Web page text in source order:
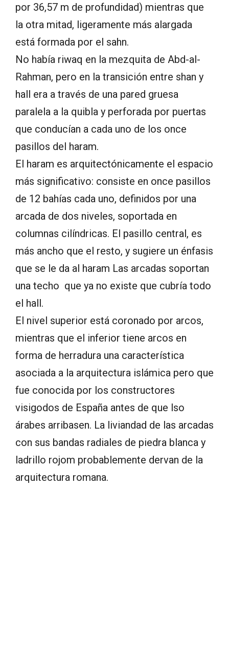
por 36,57 m de profundidad) mientras que
la otra mitad, ligeramente más alargada
está formada por el sahn.
No había riwaq en la mezquita de Abd-al-
Rahman, pero en la transición entre shan y
hall era a través de una pared gruesa
paralela a la quibla y perforada por puertas
que conducían a cada uno de los once
pasillos del haram.
El haram es arquitectónicamente el espacio
más significativo: consiste en once pasillos
de 12 bahías cada uno, definidos por una
arcada de dos niveles, soportada en
columnas cilíndricas. El pasillo central, es
más ancho que el resto, y sugiere un énfasis
que se le da al haram Las arcadas soportan
una techo que ya no existe que cubría todo
el hall.
El nivel superior está coronado por arcos,
mientras que el inferior tiene arcos en
forma de herradura una característica
asociada a la arquitectura islámica pero que
fue conocida por los constructores
visigodos de España antes de que lso
árabes arribasen. La liviandad de las arcadas
con sus bandas radiales de piedra blanca y
ladrillo rojom probablemente dervan de la
arquitectura romana.